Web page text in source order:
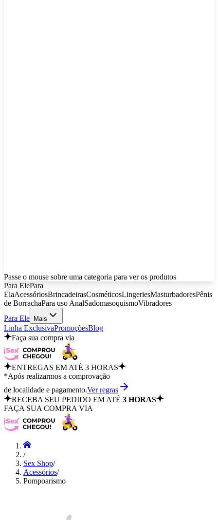
Passe o mouse sobre uma categoria para ver os produtos
Para ElePara
ElaAcessóriosBrincadeirasCosméticosLingeriesMasturbadoresPênis
de BorrachaPara uso AnalSadomasoquismoVibradores
Para Ele
Mais
Linha ExclusivaPromoçõesBlog
Faça sua compra via
ENTREGAS EM ATÉ 3 HORAS
*Após realizarmos a comprovação
de localidade e pagamento.Ver regras
RECEBA SEU PEDIDO EM ATÉ 3 HORAS
FAÇA SUA COMPRA VIA
/
Sex Shop/
Acessórios/
Pompoarismo